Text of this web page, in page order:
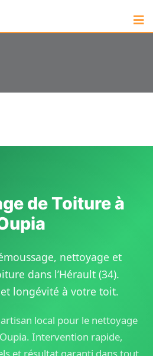
de Toiture à
nettoyage et
dans l’Hérault (34).
longévité à votre toit.
local pour le nettoyage
Intervention rapide,